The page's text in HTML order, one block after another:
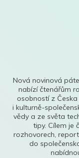
Nová novinová
nabízí čtenářům
osobností z
i kulturně-
vědy a ze světa
tipy. Cílem je
rozhovorech,
do